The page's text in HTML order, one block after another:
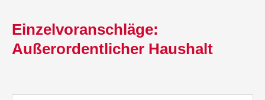
Einzelvoranschläge:
Außerordentlicher Haushalt